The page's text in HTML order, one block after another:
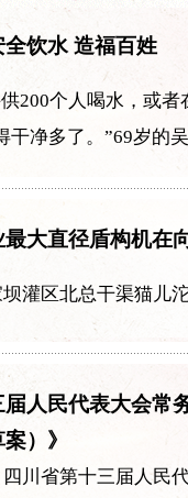
全饮水 造福百姓
200个人喝水，或
干净多了。”69岁的
大直径盾构机在
灌区北总干渠猫儿
届人民代表大会常
）》
川省第十三届人民